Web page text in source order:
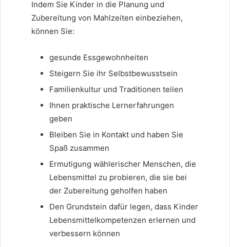
Indem Sie Kinder in die Planung und
Zubereitung von Mahlzeiten einbeziehen,
können Sie:
gesunde Essgewohnheiten
Steigern Sie ihr Selbstbewusstsein
Familienkultur und Traditionen teilen
Ihnen praktische Lernerfahrungen
geben
Bleiben Sie in Kontakt und haben Sie
Spaß zusammen
Ermutigung wählerischer Menschen, die
Lebensmittel zu probieren, die sie bei
der Zubereitung geholfen haben
Den Grundstein dafür legen, dass Kinder
Lebensmittelkompetenzen erlernen und
verbessern können